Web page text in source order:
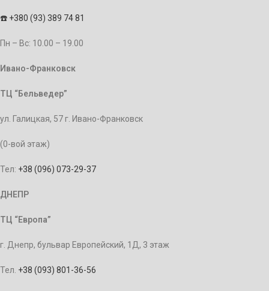
☎️ +380 (93) 389 74 81
Пн – Bc: 10.00 – 19.00
Ивано-Франковск
ТЦ “Бельведер”
ул. Галицкая, 57 г. Ивано-Франковск
(0-вой этаж)
Тел: +38 (096) 073-29-37
ДНЕПР
ТЦ “Европа”
г. Днепр, бульвар Европейский, 1Д, 3 этаж
Тел. +38 (093) 801-36-56